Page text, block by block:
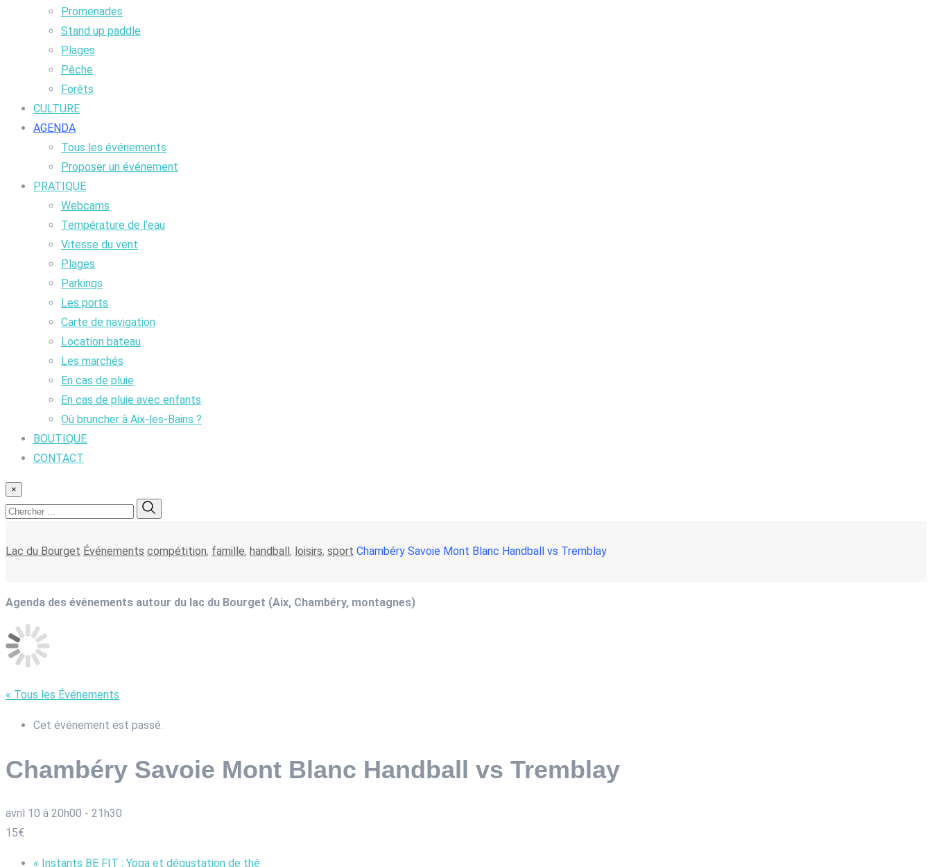
Promenades
Stand up paddle
Plages
Pêche
Forêts
CULTURE
AGENDA
Tous les événements
Proposer un événement
PRATIQUE
Webcams
Température de l’eau
Vitesse du vent
Plages
Parkings
Les ports
Carte de navigation
Location bateau
Les marchés
En cas de pluie
En cas de pluie avec enfants
Où bruncher à Aix-les-Bains ?
BOUTIQUE
CONTACT
×
Lac du Bourget Événements compétition, famille, handball, loisirs, sport Chambéry Savoie Mont Blanc Handball vs Tremblay
Agenda des événements autour du lac du Bourget (Aix, Chambéry, montagnes)
« Tous les Événements
Cet événement est passé.
Chambéry Savoie Mont Blanc Handball vs Tremblay
avril 10 à 20h00 - 21h30
15€
« Instants BE FIT : Yoga et dégustation de thé